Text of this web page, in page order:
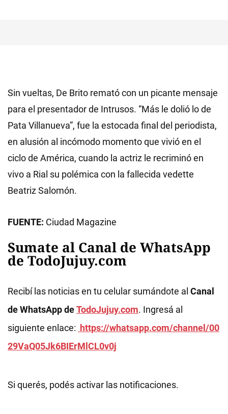
Sin vueltas, De Brito remató con un picante mensaje
para el presentador de Intrusos. “Más le dolió lo de
Pata Villanueva”, fue la estocada final del periodista,
en alusión al incómodo momento que vivió en el
ciclo de América, cuando la actriz le recriminó en
vivo a Rial su polémica con la fallecida vedette
Beatriz Salomón.
FUENTE: Ciudad Magazine
Sumate al Canal de WhatsApp
de TodoJujuy.com
Recibí las noticias en tu celular sumándote al Canal
de WhatsApp deTodoJujuy.com. Ingresá al
siguiente enlace: https://whatsapp.com/channel/00
29VaQ05Jk6BIErMlCL0v0j
Si querés, podés activar las notificaciones.